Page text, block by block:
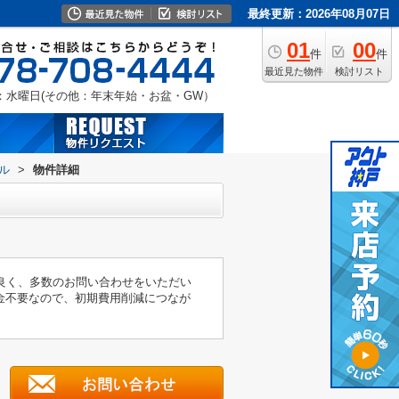
最終更新：2026年08月07日
01件
最近見た物件
00件
検討リスト
水曜日(その他：年末年始・お盆・GW）
> 物件詳細
、多数のお問い合わせをいただい
要なので、初期費用削減につなが